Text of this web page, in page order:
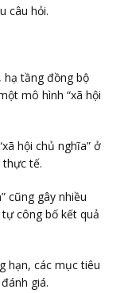
câu hỏi.
tầng đồng bộ
mô hình “xã hội
hội chủ nghĩa” ở
tế.
cũng gây nhiều
công bố kết quả
hạn, các mục tiêu
giá.